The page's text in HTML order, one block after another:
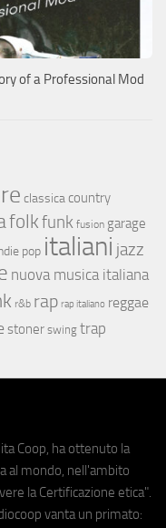
of a Professional Mod
classica country
folkfunk fusion garage
pop italiani jazz
nuova musica italiana
r&b rap rap italiano reggae
stoner swing trap
Coop, ha ottenuto la
al mondo, nell'ambito
la Certificazione etica".
vanta un primato: